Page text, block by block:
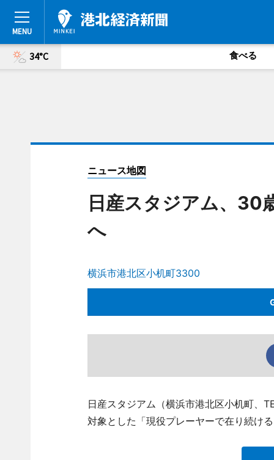
34°C 食べる
ニュース地図
日産スタジアム、30
へ
横浜市港北区小机町3300
日産スタジアム（横浜市港北区小机町
対象とした「現役プレーヤーで在り続け